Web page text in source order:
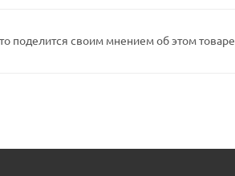
поделится своим мнением об этом товаре